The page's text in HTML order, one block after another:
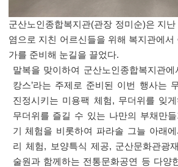
군산노인종합복지관(관장 정미순)은 지난
염으로 지친 어르신들을 위해 복지관에서
가를 준비해 눈길을 끌었다.
말복을 맞이하여 군산노인종합복지관
캉스’라는 주제로 준비된 이번 행사는
진정시키는 미용팩 체험, 무더위를 잊
무더위를 즐길 수 있는 나만의 부채만
기 체험을 비롯하여 파라솔 그늘 아래
리 체험, 보양특식 제공, 군산문화관광
술원과 함께하는 전통문화공연 등 다양